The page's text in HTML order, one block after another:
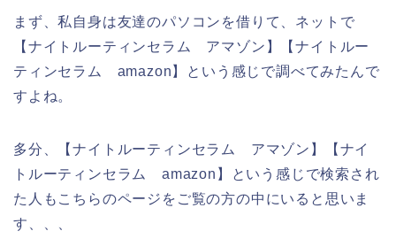
まず、私自身は友達のパソコンを借りて、ネットで
【ナイトルーティンセラム アマゾン】【ナイトルー
ティンセラム amazon】という感じで調べてみたんで
すよね。
多分、【ナイトルーティンセラム アマゾン】【ナイ
トルーティンセラム amazon】という感じで検索され
た人もこちらのページをご覧の方の中にいると思いま
す、、、